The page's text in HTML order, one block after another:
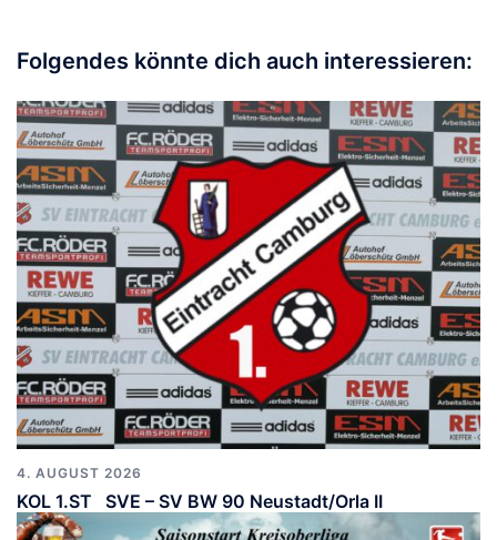
Folgendes könnte dich auch interessieren:
4. AUGUST 2026
KOL 1.ST SVE – SV BW 90 Neustadt/Orla II